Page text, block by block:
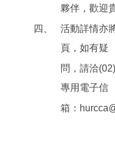
夥伴，歡迎
四、
活動詳情亦
頁，如有疑
問，請洽
專用電子信
箱：